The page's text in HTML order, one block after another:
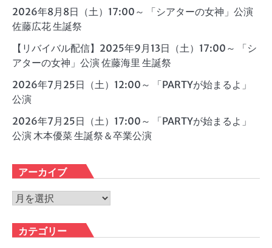
2026年8月8日（土）17:00～ 「シアターの女神」公演
佐藤広花 生誕祭
【リバイバル配信】2025年9月13日（土）17:00～ 「シ
アターの女神」公演 佐藤海里 生誕祭
2026年7月25日（土）12:00～ 「PARTYが始まるよ」
公演
2026年7月25日（土）17:00～ 「PARTYが始まるよ」
公演 木本優菜 生誕祭＆卒業公演
アーカイブ
ア
カ
イ
カテゴリー